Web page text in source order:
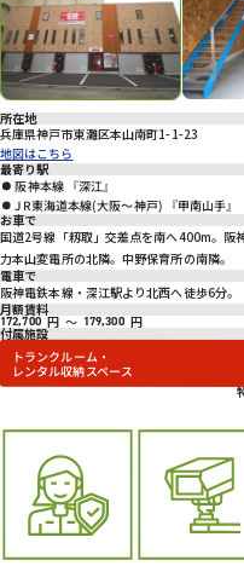
所在地
兵庫県神戸市東灘区本山南町1-1-23
地図はこちら
最寄り駅
阪神本線 『深江』
JR東海道本線(大阪～神戸) 『甲南山手』
お車で
国道2号線「籾取」交差点を南へ400m。阪
力本山変電所の北隣。中野保育所の南隣。
電車で
阪神電鉄本線・深江駅より北西へ徒歩6分。
月額賃料
172,700 円 ～ 179,300 円
付属施設
トランクルーム・
レンタル収納スペース